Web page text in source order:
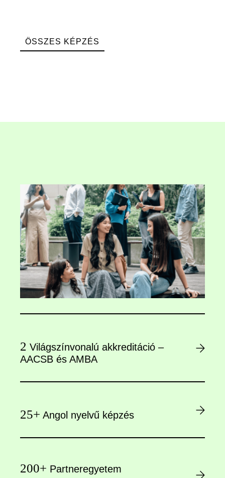
ÖSSZES KÉPZÉS
2 Világszínvonalú akkreditáció –
AACSB és AMBA
25+ Angol nyelvű képzés
200+ Partneregyetem